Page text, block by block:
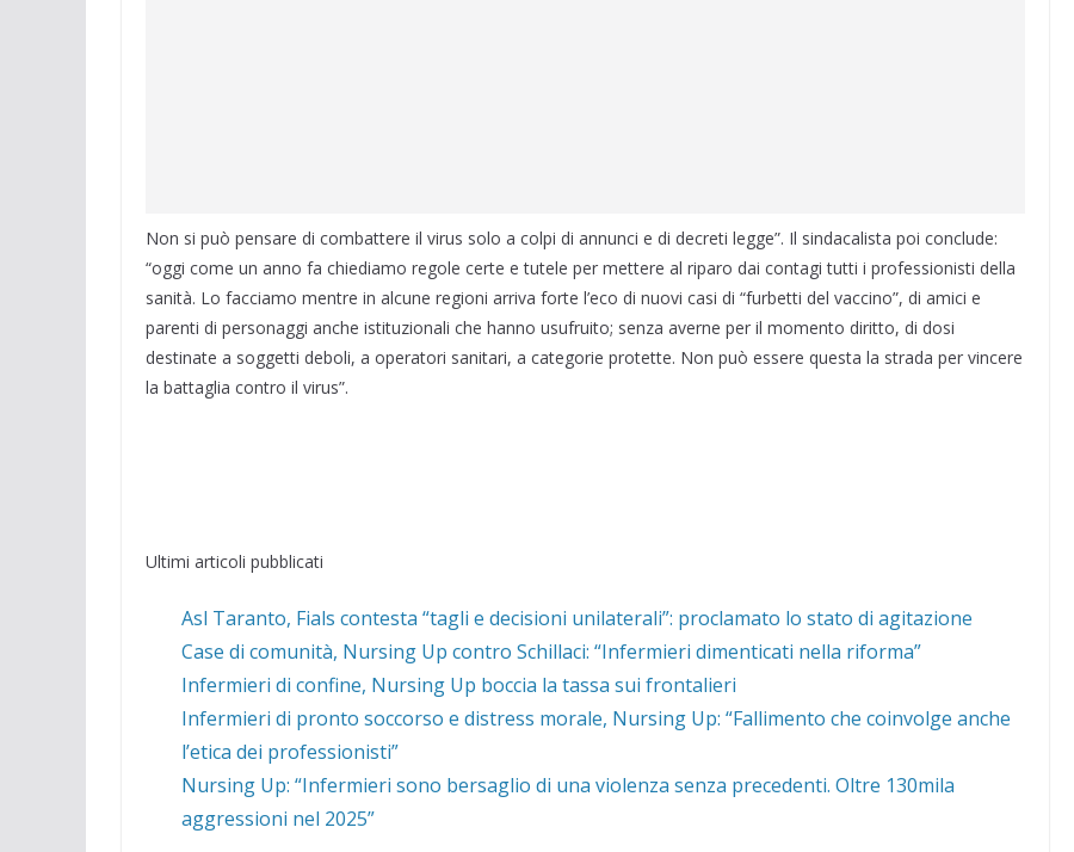
Non si può pensare di combattere il virus solo a colpi di annunci e di decreti legge”. Il sindacalista poi conclude:
“oggi come un anno fa chiediamo regole certe e tutele per mettere al riparo dai contagi tutti i professionisti della
sanità. Lo facciamo mentre in alcune regioni arriva forte l’eco di nuovi casi di “furbetti del vaccino”, di amici e
parenti di personaggi anche istituzionali che hanno usufruito; senza averne per il momento diritto, di dosi
destinate a soggetti deboli, a operatori sanitari, a categorie protette. Non può essere questa la strada per vincere
la battaglia contro il virus”.
Ultimi articoli pubblicati
Asl Taranto, Fials contesta “tagli e decisioni unilaterali”: proclamato lo stato di agitazione
Case di comunità, Nursing Up contro Schillaci: “Infermieri dimenticati nella riforma”
Infermieri di confine, Nursing Up boccia la tassa sui frontalieri
Infermieri di pronto soccorso e distress morale, Nursing Up: “Fallimento che coinvolge anche
l’etica dei professionisti”
Nursing Up: “Infermieri sono bersaglio di una violenza senza precedenti. Oltre 130mila
aggressioni nel 2025”